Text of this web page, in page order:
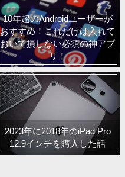
10年超のAndroidユーザーが
おすすめ！これだけは入れて
おいて損しない必須の神アプ
リ！
2023年に2018年のiPad Pro
12.9インチを購入した話